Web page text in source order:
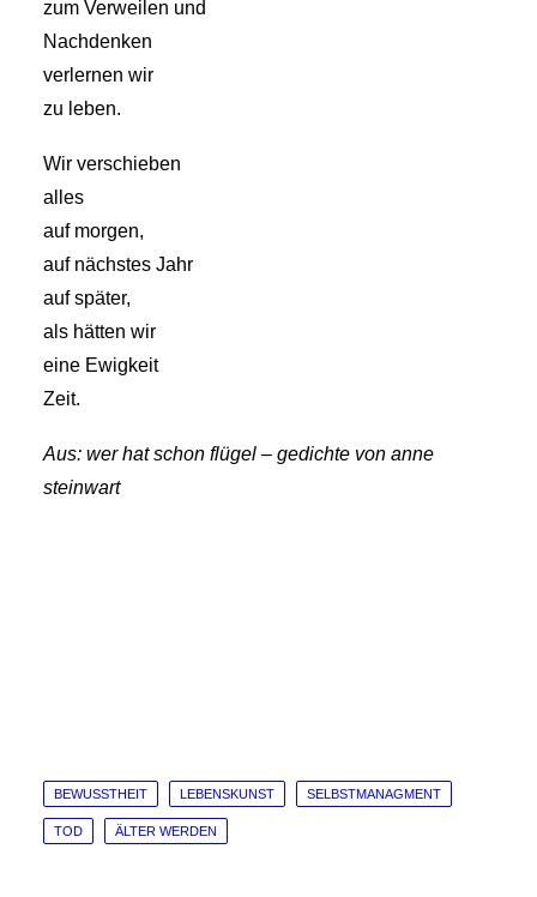
zum Verweilen und
Nachdenken
verlernen wir
zu leben.
Wir verschieben
alles
auf morgen,
auf nächstes Jahr
auf später,
als hätten wir
eine Ewigkeit
Zeit.
Aus: wer hat schon flügel – gedichte von anne
steinwart
BEWUSSTHEIT LEBENSKUNST SELBSTMANAGMENT
TOD ÄLTER WERDEN